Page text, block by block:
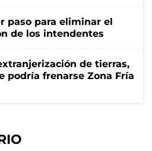
paso para eliminar el
de los intendentes
de tierras,
podría frenarse Zona Fría